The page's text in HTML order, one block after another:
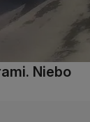
Niebo